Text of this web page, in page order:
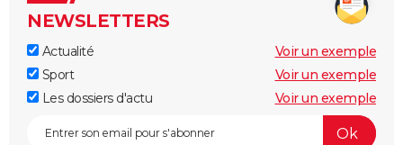
NEWSLETTERS
Actualité
Voir un exemple
Sport
Voir un exemple
Les dossiers d'actu
Voir un exemple